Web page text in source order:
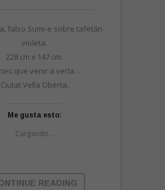
falso Sumi-e sobre tafetán
violeta.
228 cm x 147 cm.
que venir a verla…
Ciutat Vella Oberta.
Me gusta esto:
Cargando...
READING